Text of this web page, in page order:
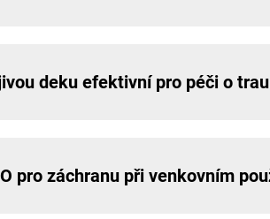
deku efektivní pro péči o
pro záchranu při venkovním